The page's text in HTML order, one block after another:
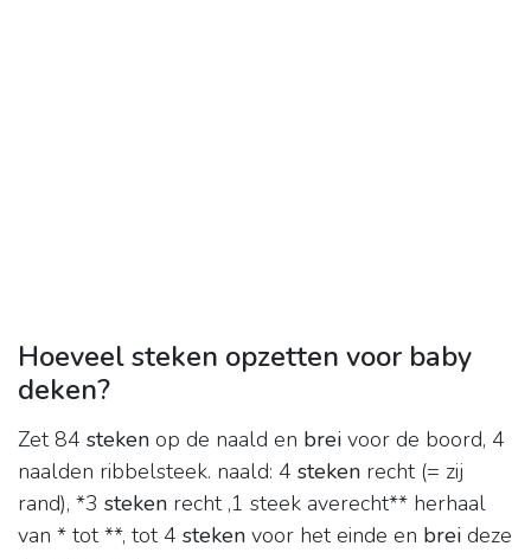
Hoeveel steken opzetten voor baby
deken?
Zet 84 steken op de naald en brei voor de boord, 4
naalden ribbelsteek. naald: 4 steken recht (= zij
rand), *3 steken recht ,1 steek averecht** herhaal
van * tot **, tot 4 steken voor het einde en brei deze